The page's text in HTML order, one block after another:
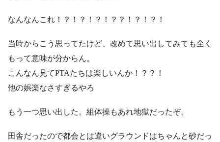
なんなんこれ！？！？！？！？？！？！？！
当時からこう思ってたけど、改めて思い出してみても全く
もって意味が分からん。
こんなん見てPTAたちは楽しいんか！？？！
他の娯楽なさすぎるやろ
もう一つ思い出した。組体操もあれ地獄だったぞ。
田舎だったので都会とは違いグラウンドはちゃんと砂だっ